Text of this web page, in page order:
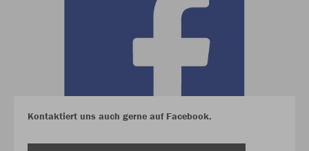
Kontaktiert uns auch gerne auf Facebook.